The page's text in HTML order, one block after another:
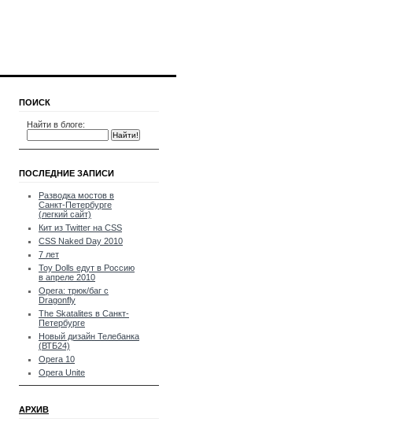
ПОИСК
Найти в блоге:
ПОСЛЕДНИЕ ЗАПИСИ
Разводка мостов в
Санкт-Петербурге
(легкий сайт)
Кит из Twitter на CSS
CSS Naked Day 2010
7 лет
Toy Dolls едут в Россию
в апреле 2010
Opera: трюк/баг с
Dragonfly
The Skatalites в Санкт-
Петербурге
Новый дизайн Телебанка
(ВТБ24)
Opera 10
Opera Unite
АРХИВ